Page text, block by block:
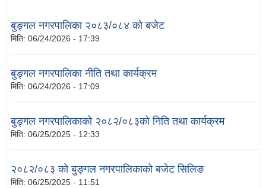
बुङ्गल नगरपालिका २०८३/०८४ को बजेट
मिति: 06/24/2026 - 17:39
बुङ्गल नगरपालिका नीति तथा कार्यक्रम
मिति: 06/24/2026 - 17:09
बुङ्गल नगरपालिकाको २०८२/०८३को निति तथा कार्यक्रम
मिति: 06/25/2025 - 12:33
२०८२/०८३ को बुङ्गल नगरपालिकाको बजेट सिलिङ
मिति: 06/25/2025 - 11:51